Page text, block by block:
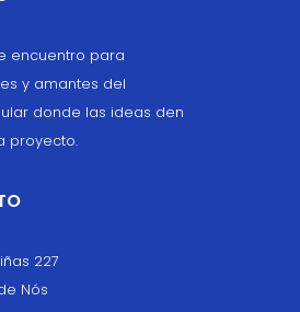
encuentro para
y amantes del
donde las ideas den
proyecto.
227
Nós